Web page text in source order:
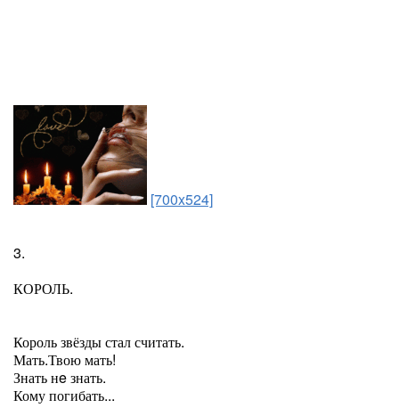
[700x524]
3.
КОРОЛЬ.
Король звёзды стал считать.
Мать.Твою мать!
Знать нe знать.
Кому погибать...